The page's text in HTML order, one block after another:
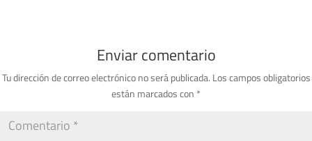
Enviar comentario
Tu dirección de correo electrónico no será publicada. Los campos obligatorios
están marcados con *